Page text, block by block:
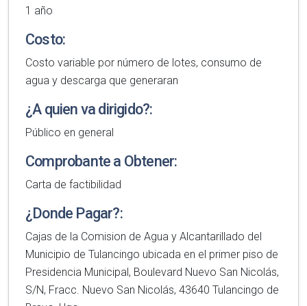
1 año
Costo:
Costo variable por número de lotes, consumo de
agua y descarga que generaran
¿A quien va dirigido?:
Público en general
Comprobante a Obtener:
Carta de factibilidad
¿Donde Pagar?:
Cajas de la Comision de Agua y Alcantarillado del
Municipio de Tulancingo ubicada en el primer piso de
Presidencia Municipal, Boulevard Nuevo San Nicolás,
S/N, Fracc. Nuevo San Nicolás, 43640 Tulancingo de